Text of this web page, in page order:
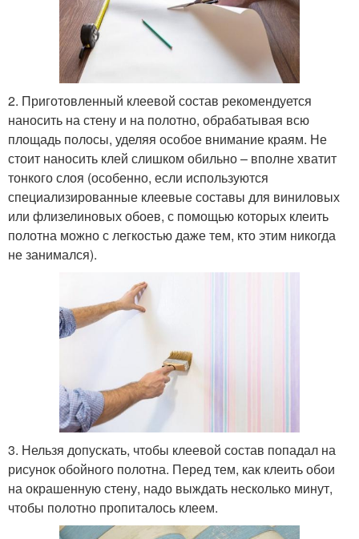
2. Приготовленный клеевой состав рекомендуется
наносить на стену и на полотно, обрабатывая всю
площадь полосы, уделяя особое внимание краям. Не
стоит наносить клей слишком обильно – вполне хватит
тонкого слоя (особенно, если используются
специализированные клеевые составы для виниловых
или флизелиновых обоев, с помощью которых клеить
полотна можно с легкостью даже тем, кто этим никогда
не занимался).
3. Нельзя допускать, чтобы клеевой состав попадал на
рисунок обойного полотна. Перед тем, как клеить обои
на окрашенную стену, надо выждать несколько минут,
чтобы полотно пропиталось клеем.